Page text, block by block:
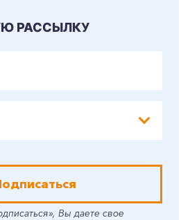
звонок
РАССЫЛКУ
Вы даете свое